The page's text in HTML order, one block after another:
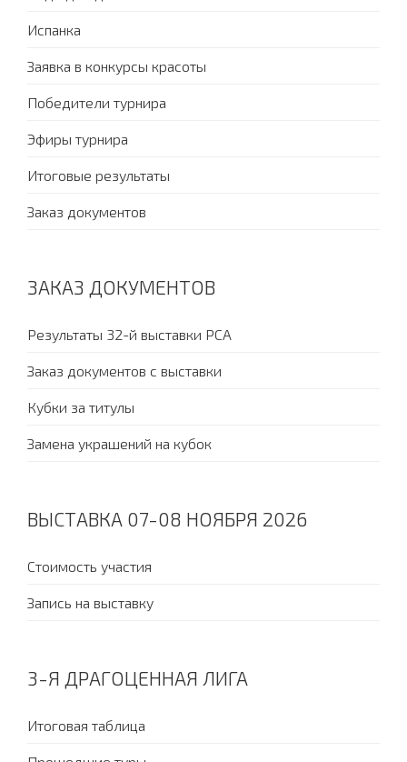
Испанка
Заявка в конкурсы красоты
Победители турнира
Эфиры турнира
Итоговые результаты
Заказ документов
ЗАКАЗ ДОКУМЕНТОВ
Результаты 32-й выставки PCA
Заказ документов с выставки
Кубки за титулы
Замена украшений на кубок
ВЫСТАВКА 07-08 НОЯБРЯ 2026
Стоимость участия
Запись на выставку
3-Я ДРАГОЦЕННАЯ ЛИГА
Итоговая таблица